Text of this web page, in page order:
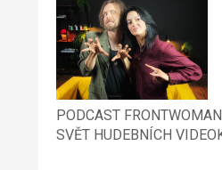
PODCAST
SVĚT HUDEBNÍCH